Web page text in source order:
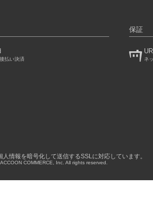
払い決済
保証
ネ
人情報を暗号化して送信するSSLに対応しています。
COMMERCE, Inc. All rights reserved.